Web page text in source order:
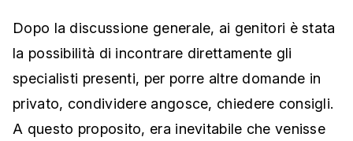
Dopo la discussione generale, ai genitori è stata
la possibilità di incontrare direttamente gli
specialisti presenti, per porre altre domande in
privato, condividere angosce, chiedere consigli.
A questo proposito, era inevitabile che venisse